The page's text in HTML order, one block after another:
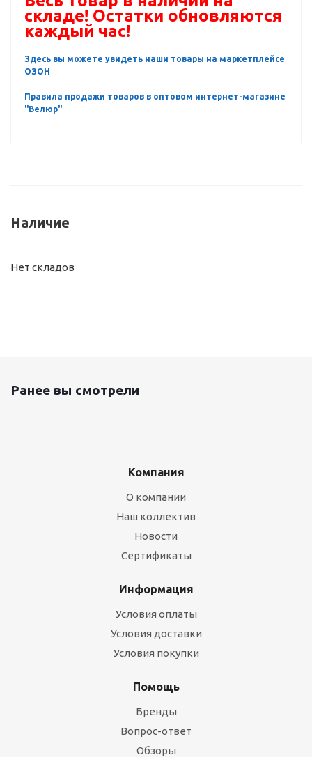
складе! Остатки обновляются
каждый час!
Здесь вы можете увидеть наши товары на маркетплейсе
ОЗОН
Правила продажи товаров в оптовом интернет-магазине
"Велюр"
Наличие
Нет складов
Ранее вы смотрели
Компания
О компании
Наш коллектив
Новости
Сертификаты
Информация
Условия оплаты
Условия доставки
Условия покупки
Помощь
Бренды
Вопрос-ответ
Обзоры